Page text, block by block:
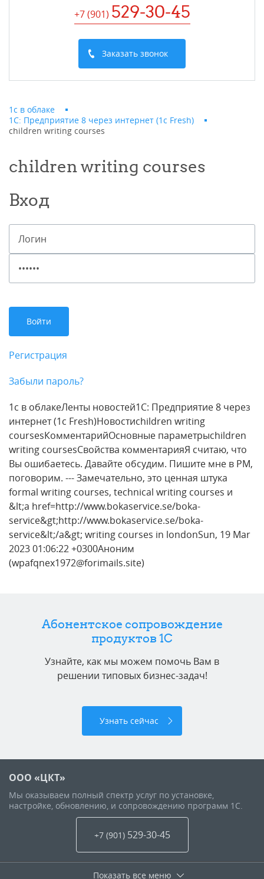
+7 (901) 529-30-45
Заказать звонок
1с в облаке
1С: Предприятие 8 через интернет (1c Fresh)
children writing courses
children writing courses
Вход
Регистрация
Забыли пароль?
1с в облакеЛенты новостей1С: Предприятие 8 через
интернет (1c Fresh)Новостиchildren writing
coursesКомментарийОсновные параметрыchildren
writing coursesСвойства комментарияЯ считаю, что
Вы ошибаетесь. Давайте обсудим. Пишите мне в PM,
поговорим. --- Замечательно, это ценная штука
formal writing courses, technical writing courses и
&lt;a href=http://www.bokaservice.se/boka-
service&gt;http://www.bokaservice.se/boka-
service&lt;/a&gt; writing courses in londonSun, 19 Mar
2023 01:06:22 +0300Аноним
(wpafqnex1972@forimails.site)
Абонентское сопровождение
продуктов 1C
Узнайте, как мы можем помочь Вам в
решении типовых бизнес-задач!
Узнать сейчас
ООО «ЦКТ»
Мы оказываем полный спектр услуг по установке,
настройке, обновлению, и сопровождению программ 1С.
+7 (901) 529-30-45
Показать все меню